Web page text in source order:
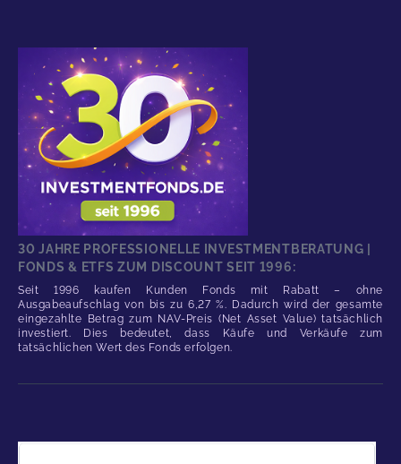
30 JAHRE PROFESSIONELLE INVESTMENTBERATUNG |
FONDS & ETFS ZUM DISCOUNT SEIT 1996:
Seit 1996 kaufen Kunden Fonds mit Rabatt – ohne
Ausgabeaufschlag von bis zu 6,27 %. Dadurch wird der gesamte
eingezahlte Betrag zum NAV-Preis (Net Asset Value) tatsächlich
investiert. Dies bedeutet, dass Käufe und Verkäufe zum
tatsächlichen Wert des Fonds erfolgen.